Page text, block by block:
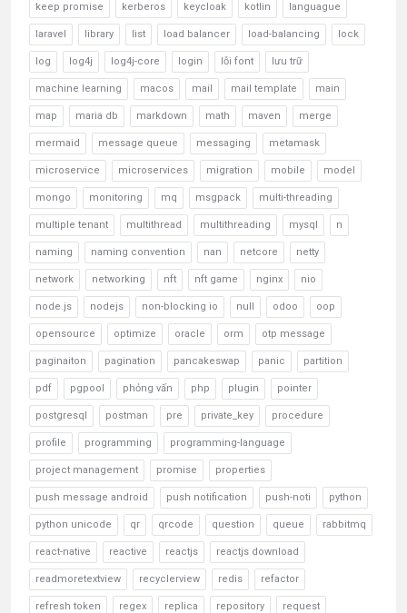
keep promise kerberos keycloak kotlin languague
laravel library list load balancer load-balancing lock
log log4j log4j-core login lỗi font lưu trữ
machine learning macos mail mail template main
map maria db markdown math maven merge
mermaid message queue messaging metamask
microservice microservices migration mobile model
mongo monitoring mq msgpack multi-threading
multiple tenant multithread multithreading mysql n
naming naming convention nan netcore netty
network networking nft nft game nginx nio
node.js nodejs non-blocking io null odoo oop
opensource optimize oracle orm otp message
paginaiton pagination pancakeswap panic partition
pdf pgpool phỏng vấn php plugin pointer
postgresql postman pre private_key procedure
profile programming programming-language
project management promise properties
push message android push notification push-noti python
python unicode qr qrcode question queue rabbitmq
react-native reactive reactjs reactjs download
readmoretextview recyclerview redis refactor
refresh token regex replica repository request